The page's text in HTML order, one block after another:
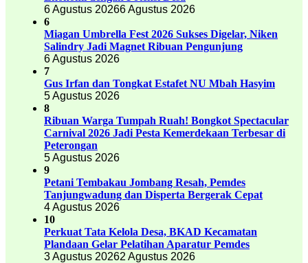
6 Agustus 20266 Agustus 2026
6
Miagan Umbrella Fest 2026 Sukses Digelar, Niken
Salindry Jadi Magnet Ribuan Pengunjung
6 Agustus 2026
7
Gus Irfan dan Tongkat Estafet NU Mbah Hasyim
5 Agustus 2026
8
Ribuan Warga Tumpah Ruah! Bongkot Spectacular
Carnival 2026 Jadi Pesta Kemerdekaan Terbesar di
Peterongan
5 Agustus 2026
9
Petani Tembakau Jombang Resah, Pemdes
Tanjungwadung dan Disperta Bergerak Cepat
4 Agustus 2026
10
Perkuat Tata Kelola Desa, BKAD Kecamatan
Plandaan Gelar Pelatihan Aparatur Pemdes
3 Agustus 20262 Agustus 2026